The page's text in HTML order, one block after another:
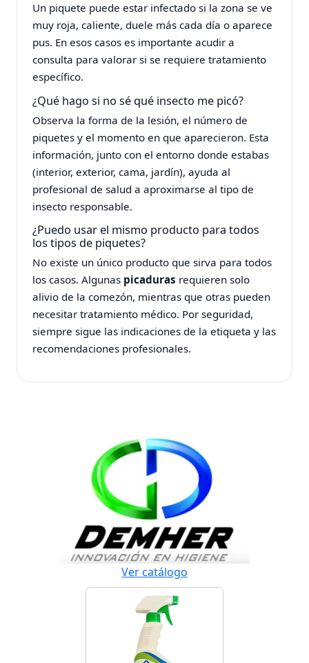
Un piquete puede estar infectado si la zona se ve
muy roja, caliente, duele más cada día o aparece
pus. En esos casos es importante acudir a
consulta para valorar si se requiere tratamiento
específico.
¿Qué hago si no sé qué insecto me picó?
Observa la forma de la lesión, el número de
piquetes y el momento en que aparecieron. Esta
información, junto con el entorno donde estabas
(interior, exterior, cama, jardín), ayuda al
profesional de salud a aproximarse al tipo de
insecto responsable.
¿Puedo usar el mismo producto para todos
los tipos de piquetes?
No existe un único producto que sirva para todos
los casos. Algunas picaduras requieren solo
alivio de la comezón, mientras que otras pueden
necesitar tratamiento médico. Por seguridad,
siempre sigue las indicaciones de la etiqueta y las
recomendaciones profesionales.
Ver catálogo